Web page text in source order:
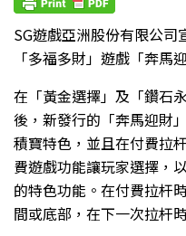
SG遊戲亞洲股份有限公
「多福多財」遊戲「奔馬
在「黃金選擇」及「鑽石
後，新發行的「奔馬迎財
積寶特色，並且在付費拉
費遊戲功能讓玩家選擇
的特色功能。在付費拉杆
間或底部，在下一次拉杆